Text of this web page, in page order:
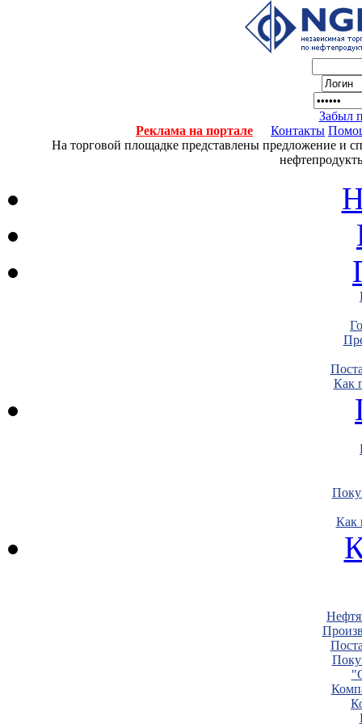
Забыл
Реклама на портале
Контакты
На торговой площадке представлены предложение и
Как
Как